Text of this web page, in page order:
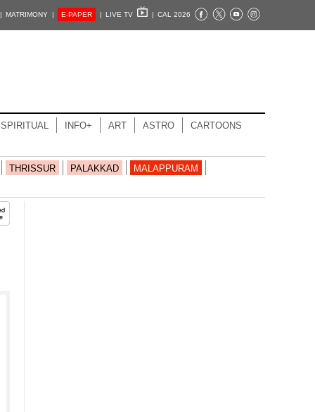
MATRIMONY | E-PAPER | LIVE TV | CAL 2026
SPIRITUAL INFO+ ART ASTRO CARTOONS
THRISSUR PALAKKAD MALAPPURAM